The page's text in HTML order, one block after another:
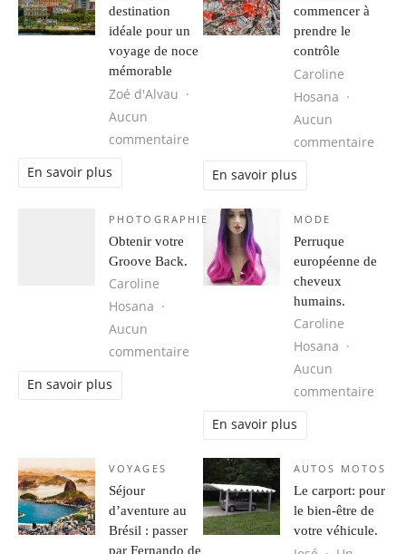
destination
idéale pour un
voyage de noce
mémorable
Zoé d'Alvau
Aucun
commentaire sur Cuba, une destination idéale
En savoir plus
commencer à
prendre le
contrôle
Caroline
Hosana
Aucun
commentaire
En savoir plus
PHOTOGRAPHIE
Obtenir votre
Groove Back.
Caroline
Hosana
Aucun
commentaire sur Obtenir votre Groove Back.
En savoir plus
MODE
Perruque
européenne de
cheveux
humains.
Caroline
Hosana
Aucun
commentaire
En savoir plus
VOYAGES
Séjour
d’aventure au
Brésil : passer
par Fernando de
AUTOS MOTOS
Le carport: pour
le bien-être de
votre véhicule.